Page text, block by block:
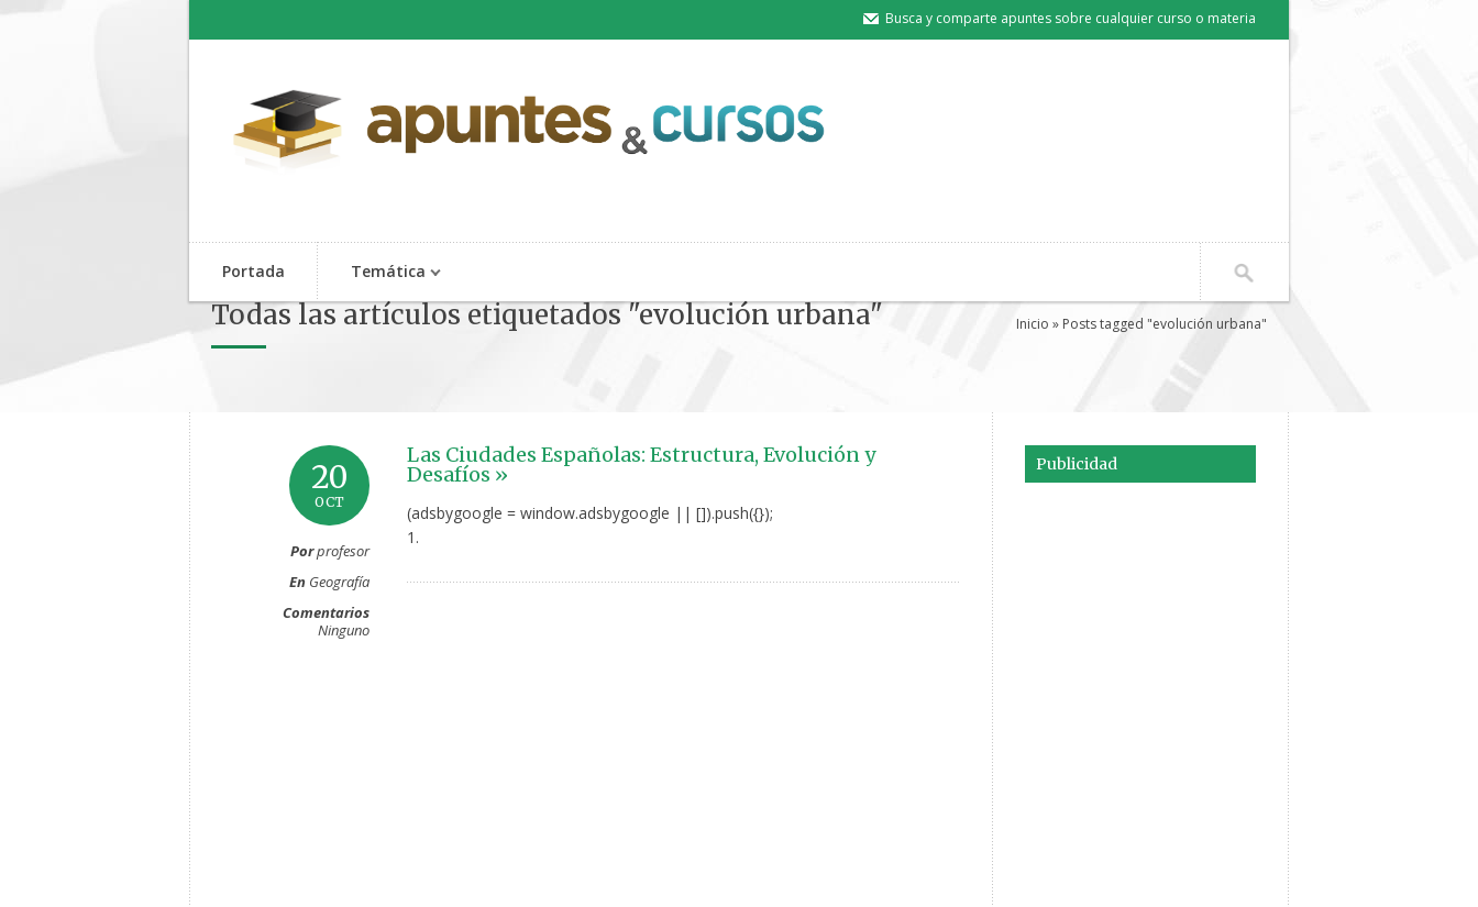
Busca y comparte apuntes sobre cualquier curso o materia
Portada Temática
Todas las artículos etiquetados "evolución urbana" Inicio » Posts tagged "evolución urbana"
20
OCT
Porprofesor
En Geografía
Comentarios
Ninguno
Las Ciudades Españolas: Estructura, Evolución y
Desafíos »
(adsbygoogle = window.adsbygoogle || []).push({});
1.
Publicidad